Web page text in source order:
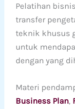
Pelatihan
transfer
teknik khusus
untuk
dengan yang
Materi
Business Plan,